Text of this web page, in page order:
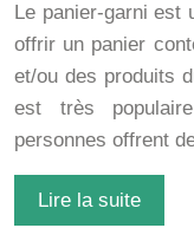
Le panier-garni est
offrir un panier
et/ou des produits
est très
personnes offrent
Lire la suite